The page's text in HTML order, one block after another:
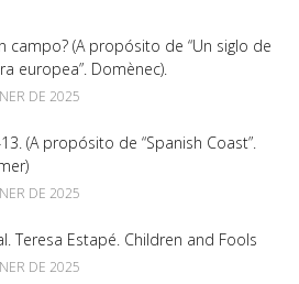
campo? (A propósito de “Un siglo de
europea”. Domènec).
DE 2025
(A propósito de “Spanish Coast”.
DE 2025
Teresa Estapé. Children and Fools
DE 2025